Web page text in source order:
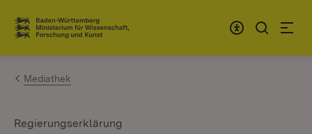
Zum Inhalt springen
Link zur Startseite
Mediathek
Regierungserklärung